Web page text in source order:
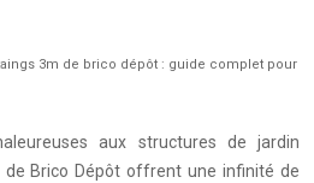
3m de brico dépôt : guide complet pour
aux structures de jardin
Brico Dépôt offrent une infinité de